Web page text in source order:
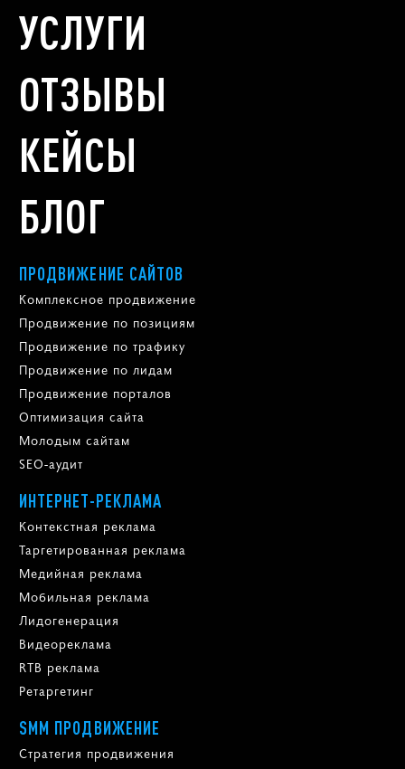
УСЛУГИ
ОТЗЫВЫ
КЕЙСЫ
БЛОГ
ПРОДВИЖЕНИЕ САЙТОВ
Комплексное продвижение
Продвижение по позициям
Продвижение по трафику
Продвижение по лидам
Продвижение порталов
Оптимизация сайта
Молодым сайтам
SEO-аудит
ИНТЕРНЕТ-РЕКЛАМА
Контекстная реклама
Таргетированная реклама
Медийная реклама
Мобильная реклама
Лидогенерация
Видеореклама
RTB реклама
Ретаргетинг
SMM ПРОДВИЖЕНИЕ
Стратегия продвижения